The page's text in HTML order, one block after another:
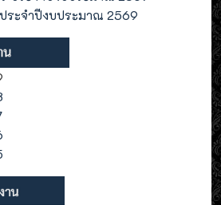
ระจำปีงบประมาณ 2569